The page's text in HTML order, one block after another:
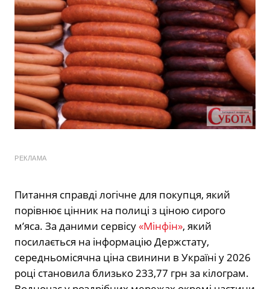
РЕКЛАМА
Питання справді логічне для покупця, який
порівнює цінник на полиці з ціною сирого
м’яса. За даними сервісу«Мінфін», який
посилається на інформацію Держстату,
середньомісячна ціна свинини в Україні у 2026
році становила близько 233,77 грн за кілограм.